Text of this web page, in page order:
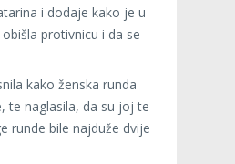
i dodaje kako je u
protivnicu i da se
kako ženska runda
te naglasila, da su joj te
runde bile najduže dvije